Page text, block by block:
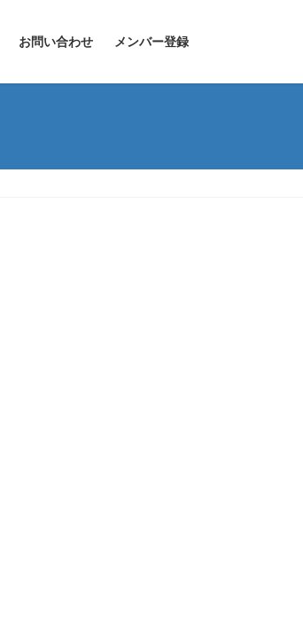
お問い合わせ メンバー登録